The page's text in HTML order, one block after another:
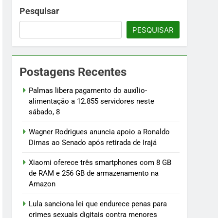
na Amazon
Pesquisar
PESQUISAR
Postagens Recentes
Palmas libera pagamento do auxílio-
alimentação a 12.855 servidores neste
sábado, 8
Wagner Rodrigues anuncia apoio a Ronaldo
Dimas ao Senado após retirada de Irajá
Xiaomi oferece três smartphones com 8 GB
de RAM e 256 GB de armazenamento na
Amazon
Lula sanciona lei que endurece penas para
crimes sexuais digitais contra menores